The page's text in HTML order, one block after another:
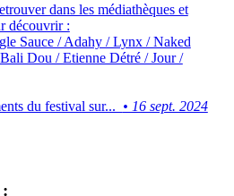
dans les médiathèques et
découvrir :
Sauce / Adahy / Lynx / Naked
Dou / Etienne Détré / Jour /
du festival sur... • 16 sept. 2024